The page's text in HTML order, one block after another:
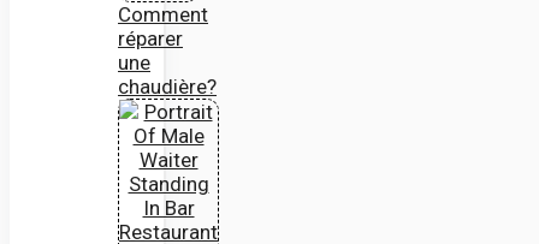
Comment
réparer
une
chaudière?